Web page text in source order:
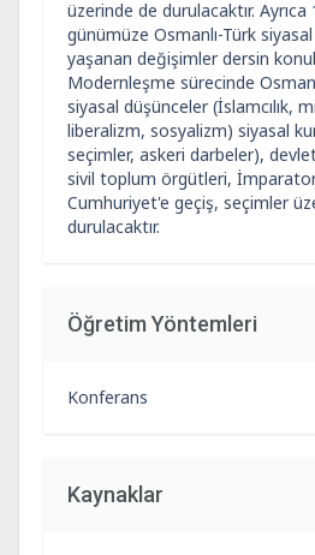
üzerinde de durulacaktır. Ayrıca
günümüze Osmanlı-Türk
yaşanan değişimler dersin
Modernleşme sürecinde
siyasal düşünceler (İslamcılık,
liberalizm, sosyalizm) siyasal
seçimler, askeri darbeler),
sivil toplum örgütleri,
Cumhuriyet'e geçiş, seçimler
durulacaktır.
Öğretim Yöntemleri
Konferans
Kaynaklar